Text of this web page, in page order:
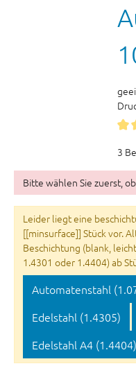
3
Bitte wählen Sie zuerst,
Leider liegt eine
[[minsurface]] Stück vor.
Beschichtung (blank,
1.4301 oder 1.4404) ab
Automatenstahl
Edelstahl (1.4305)
Edelstahl A4 (1.4404)